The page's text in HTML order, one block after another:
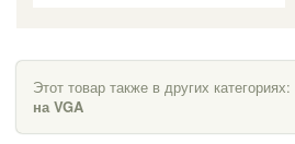
Этот товар также в других категориях:
на VGA